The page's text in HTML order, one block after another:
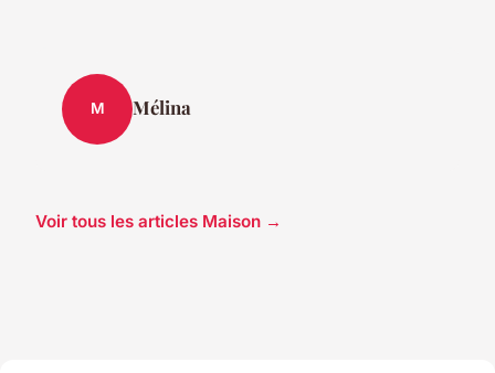
M Mélina
Voir tous les articles Maison →